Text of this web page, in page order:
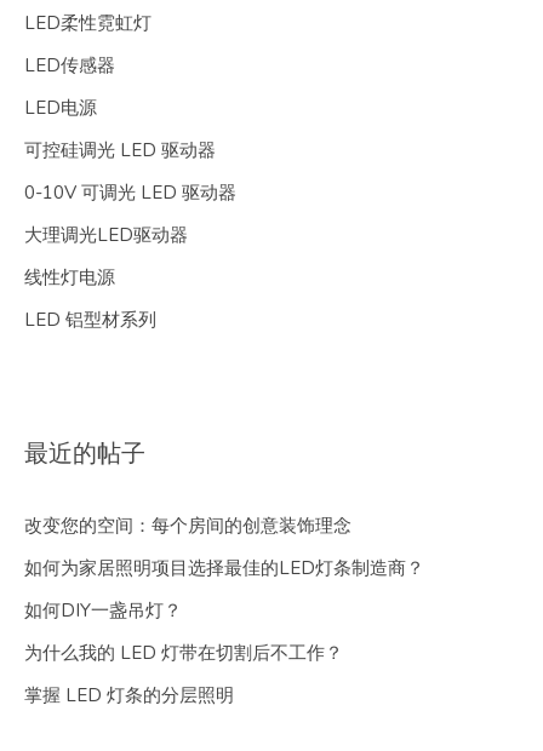
LED柔性霓虹灯
LED传感器
LED电源
可控硅调光 LED 驱动器
0-10V 可调光 LED 驱动器
大理调光LED驱动器
线性灯电源
LED 铝型材系列
最近的帖子
改变您的空间：每个房间的创意装饰理念
如何为家居照明项目选择最佳的LED灯条制造商？
如何DIY一盏吊灯？
为什么我的 LED 灯带在切割后不工作？
掌握 LED 灯条的分层照明